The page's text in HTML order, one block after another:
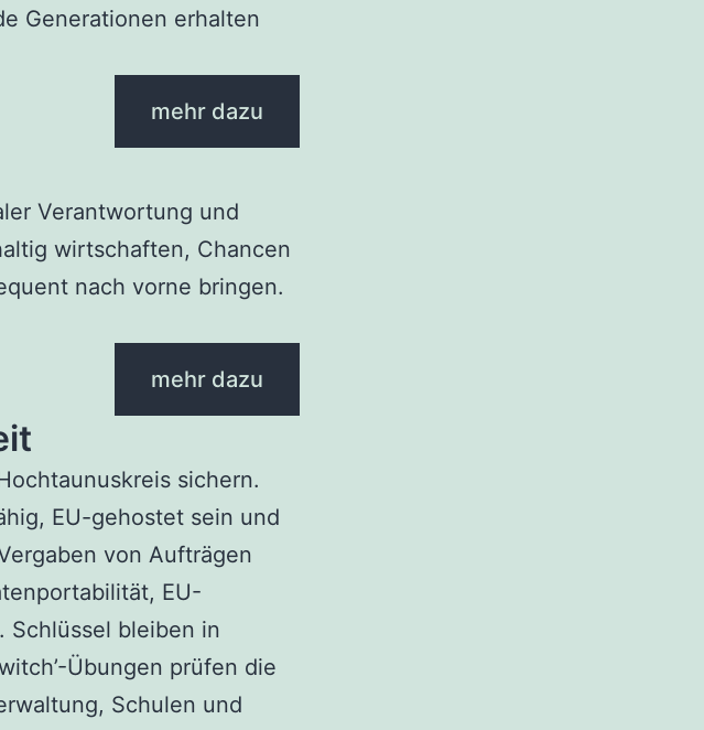
Generationen erhalten
mehr dazu
Verantwortung und
wirtschaften, Chancen
nach vorne bringen.
mehr dazu
sichern.
EU-gehostet sein und
von Aufträgen
EU-
Schlüssel bleiben in
Übungen prüfen die
Schulen und